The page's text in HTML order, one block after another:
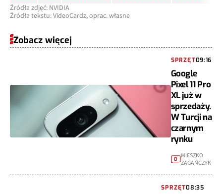
Źródła zdjęć: NVIDIA
Źródła tekstu: VideoCardz, oprac. własne
Zobacz więcej
SPRZĘT09:16
Google
Pixel 11 Pro
XL już w
sprzedaży.
W Turcji na
czarnym
rynku
0 MIESZKO
ZAGAŃCZYK
SPRZĘT08:35